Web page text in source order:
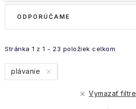
p
i
s
Stránka 1 z 1 - 23 položiek celkom
e
n
i
ODPORÚČAME
plávanie
Vymazať filtre